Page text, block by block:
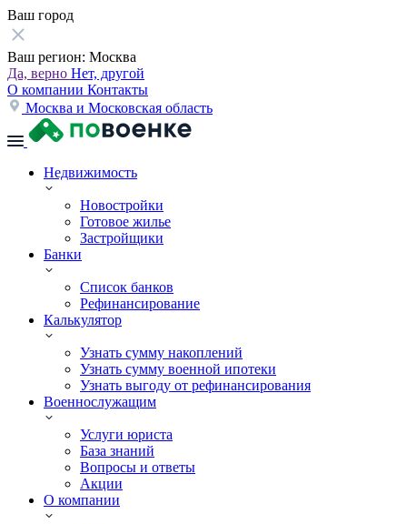
Ваш город
Ваш регион: Москва
Да, верно Нет, другой
О компании Контакты
Москва и Московская область
Недвижимость
Новостройки
Готовое жилье
Застройщики
Банки
Список банков
Рефинансирование
Калькулятор
Узнать сумму накоплений
Узнать сумму военной ипотеки
Узнать выгоду от рефинансирования
Военнослужащим
Услуги юриста
База знаний
Вопросы и ответы
Акции
О компании